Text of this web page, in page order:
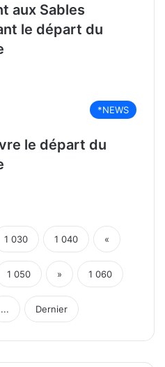
aux Sables
le départ du
*NEWS
le départ du
1 030 1 040 «
1 050 » 1 060
... Dernier